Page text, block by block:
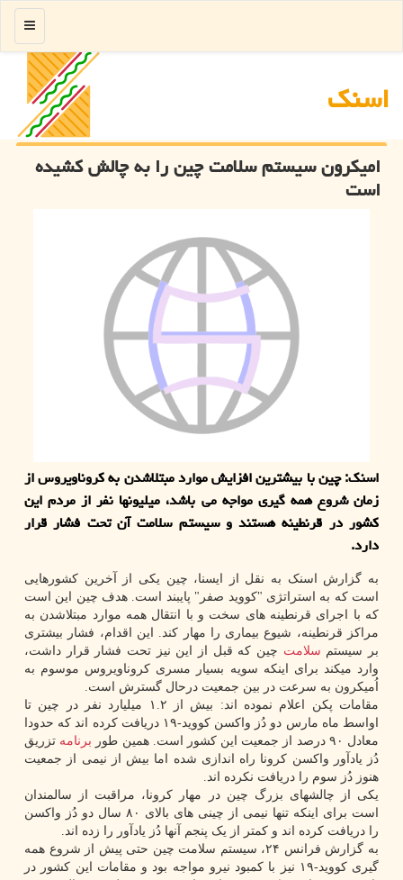
اسنك
منو
امیکرون سیستم سلامت چین را به چالش کشیده
است
اسنک: چین با بیشترین افزایش موارد مبتلاشدن به کروناویروس از
زمان شروع همه گیری مواجه می باشد، میلیونها نفر از مردم این
کشور در قرنطینه هستند و سیستم سلامت آن تحت فشار قرار
دارد.
به گزارش اسنک به نقل از ایسنا، چین یکی از آخرین کشورهایی
است که به استراتژی "کووید صفر" پایبند است. هدف چین این است
که با اجرای قرنطینه های سخت و با انتقال همه موارد مبتلاشدن به
مراکز قرنطینه، شیوع بیماری را مهار کند. این اقدام، فشار بیشتری
بر سیستم سلامت چین که قبل از این نیز تحت فشار قرار داشت،
وارد میکند برای اینکه سویه بسیار مسری کروناویروس موسوم به
اُمیکرون به سرعت در بین جمعیت درحال گسترش است.
مقامات پکن اعلام نموده اند: بیش از ۱.۲ میلیارد نفر در چین تا
اواسط ماه مارس دو دُز واکسن کووید-۱۹ دریافت کرده اند که حدودا
معادل ۹۰ درصد از جمعیت این کشور است. همین طور
برنامه تزریق
دُز یادآور واکسن کرونا راه اندازی شده اما بیش از نیمی از جمعیت
هنوز دُز سوم را دریافت نکرده اند.
یکی از چالشهای بزرگ چین در مهار کرونا، مراقبت از سالمندان
است برای اینکه تنها نیمی از چینی های بالای ۸۰ سال دو دُز واکسن
را دریافت کرده اند و کمتر از یک پنجم آنها دُز یادآور را زده اند.
به گزارش فرانس ۲۴، سیستم سلامت چین حتی پیش از شروع همه
گیری کووید-۱۹ نیز با کمبود نیرو مواجه بود و مقامات این کشور در